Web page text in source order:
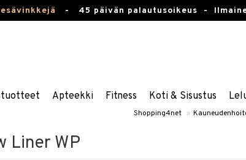
- 45 päivän palautusoikeus -
Apteekki Fitness Koti & Sisustus
Shopping4net »
Liner WP